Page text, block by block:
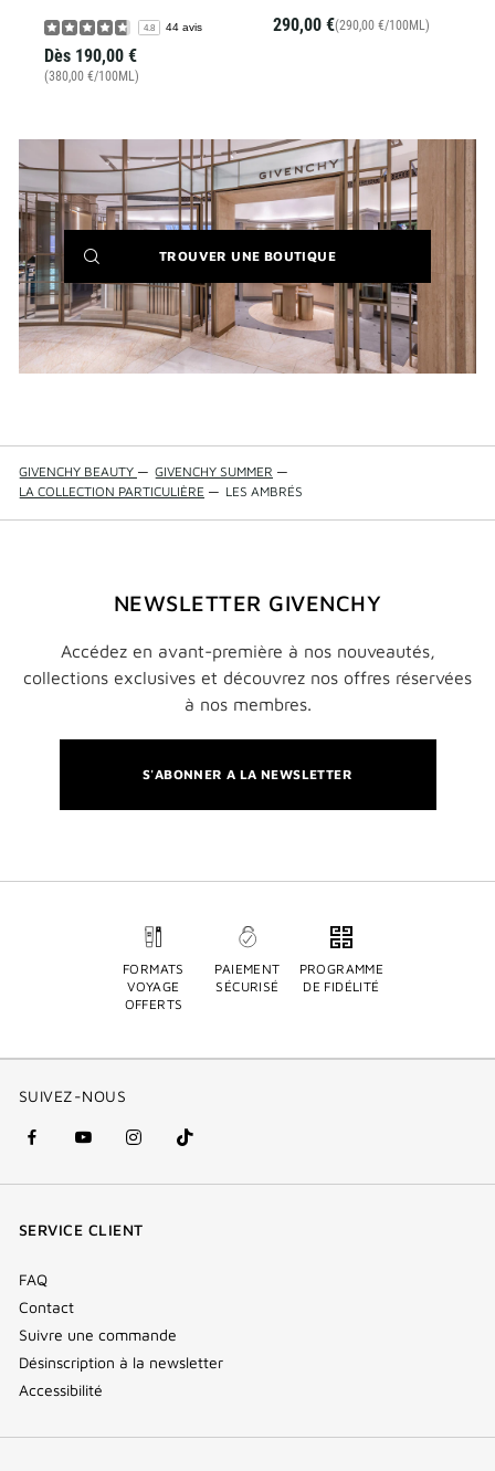
4.8 44 avis
Dès 190,00 €
(380,00 €/100ML)
290,00 €(290,00 €/100ML)
TROUVER UNE BOUTIQUE(NEW
WINDOW)
GIVENCHY BEAUTY — GIVENCHY SUMMER —
LA COLLECTION PARTICULIÈRE — LES AMBRÉS
NEWSLETTER GIVENCHY
Accédez en avant-première à nos nouveautés,
collections exclusives et découvrez nos offres réservées
à nos membres.
S'ABONNER A LA NEWSLETTER
FORMATS
VOYAGE
OFFERTS
PAIEMENT
SÉCURISÉ
PROGRAMME
DE FIDÉLITÉ
SUIVEZ-NOUS
facebook
(nouvelle
youtube
(nouvelle
instagram
(nouvelle
Tik
Tok
SERVICE CLIENT
FAQ
Contact
Suivre une commande
Désinscription à la newsletter
Accessibilité